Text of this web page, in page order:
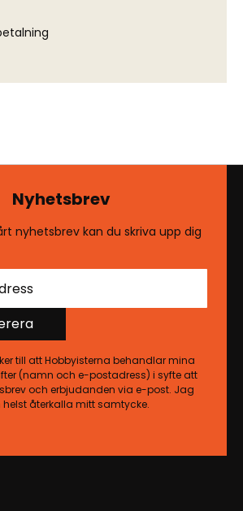
Nyhetsbrev
nyhetsbrev kan du skriva upp dig
till att Hobbyisterna behandlar mina
(namn och e-postadress) i syfte att
och erbjudanden via e-post. Jag
återkalla mitt samtycke.